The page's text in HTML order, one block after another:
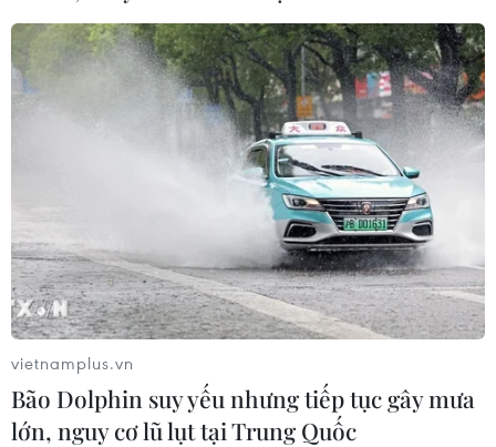
vietnamplus.vn
Bão Dolphin suy yếu nhưng tiếp tục gây mưa
lớn, nguy cơ lũ lụt tại Trung Quốc